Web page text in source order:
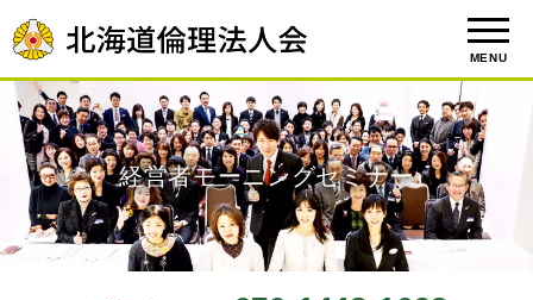
MENU
経営者モーニングセミナー